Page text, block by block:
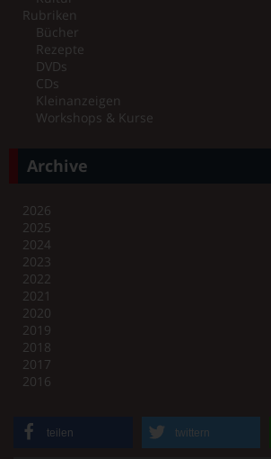
Rubriken
Bücher
Rezepte
DVDs
CDs
Kleinanzeigen
Workshops & Kurse
Archive
2026
2025
2024
2023
2022
2021
2020
2019
2018
2017
2016
teilen twittern